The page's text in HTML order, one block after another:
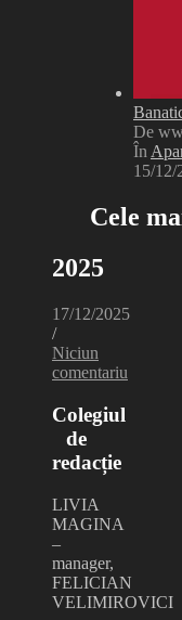
De
În
15/12/
Cele
2025
17/12/2025
/
Niciun
comentariu
Colegiul
de
redacție
LIVIA
MAGINA
–
manager,
FELICIAN
VELIMIROVICI